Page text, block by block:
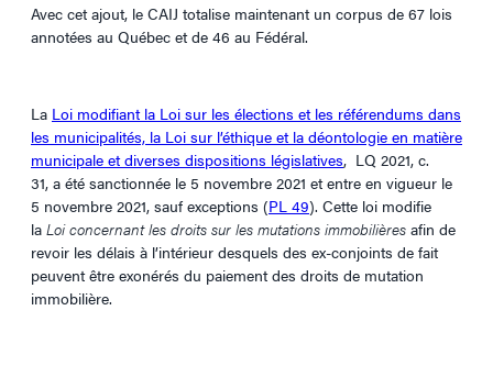
Avec cet ajout, le CAIJ totalise maintenant un corpus de 67 lois
annotées au Québec et de 46 au Fédéral.
La Loi modifiant la Loi sur les élections et les référendums dans
les municipalités, la Loi sur l’éthique et la déontologie en matière
municipale et diverses dispositions législatives, LQ 2021, c.
31, a été sanctionnée le 5 novembre 2021 et entre en vigueur le
5 novembre 2021, sauf exceptions (PL 49). Cette loi modifie
la Loi concernant les droits sur les mutations immobilières afin de
revoir les délais à l’intérieur desquels des ex-conjoints de fait
peuvent être exonérés du paiement des droits de mutation
immobilière.